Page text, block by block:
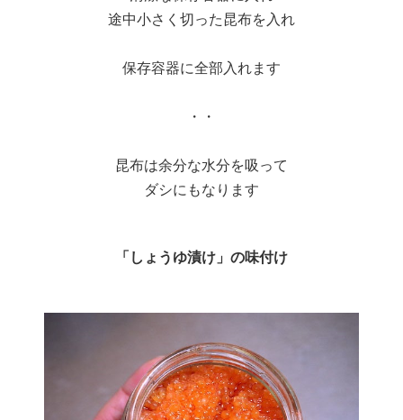
途中小さく切った昆布を入れ
保存容器に全部入れます
・・
昆布は余分な水分を吸って
ダシにもなります
「しょうゆ漬け」の味付け